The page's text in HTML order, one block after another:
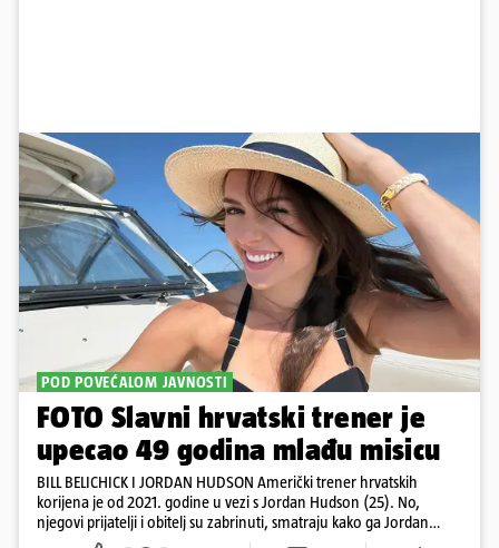
POD POVEĆALOM JAVNOSTI
FOTO Slavni hrvatski trener je
upecao 49 godina mlađu misicu
BILL BELICHICK I JORDAN HUDSON Američki trener hrvatskih
korijena je od 2021. godine u vezi s Jordan Hudson (25). No,
njegovi prijatelji i obitelj su zabrinuti, smatraju kako ga Jordan
kontrolira